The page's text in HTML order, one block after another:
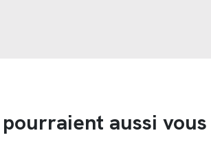
pourraient aussi